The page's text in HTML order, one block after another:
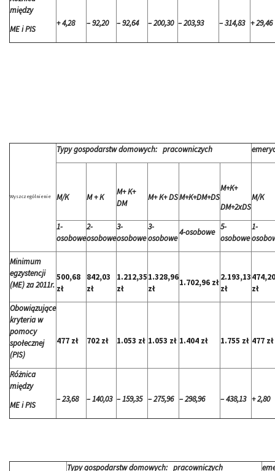
między
ME i PIS
+ 4,28 – 92,20 – 92,64 – 200,30 – 203,93 – 314,83 + 29,46
Wyszczególnienie
Typy gospodarstw domowych: pracowniczych
M/K M + K
M+ K+
DM
M+ K+ DSM+K+DM+DS
M+K+
DM+2xDS
M/K
1-
osobowe
2-
osobowe
3-
osobowe
3-
osobowe
4-osobowe
5-
osobowe
1-
Minimum
egzystencji
(ME) za 2011r.
500,68
zł
842,03
zł
1.212,35
zł
1.328,96
zł
1.702,96 zł
2.193,13
zł
474,20
zł
Obowiązujące
kryteria w
pomocy
społecznej
(PIS)
477 zł 702 zł 1.053 zł 1.053 zł 1.404 zł 1.755 zł 477 zł
Różnica
między
ME i PIS
– 23,68 – 140,03 – 159,35 – 275,96 – 298,96 – 438,13 + 2,80
Typy gospodarstw domowych: pracowniczych